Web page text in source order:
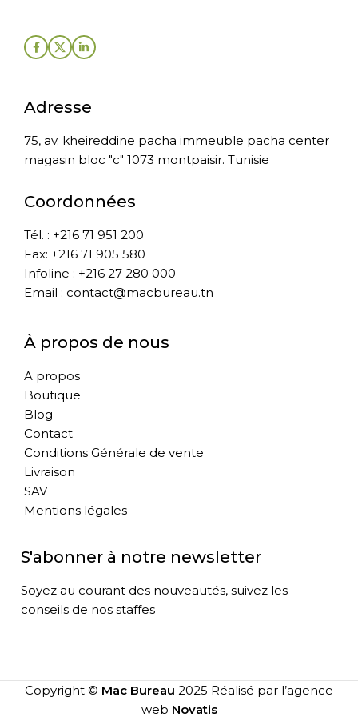
Adresse
75, av. kheireddine pacha immeuble pacha center
magasin bloc "c" 1073 montpaisir. Tunisie
Coordonnées
Tél. : +216 71 951 200
Fax: +216 71 905 580
Infoline : +216 27 280 000
Email : contact@macbureau.tn
À propos de nous
A propos
Boutique
Blog
Contact
Conditions Générale de vente
Livraison
SAV
Mentions légales
S'abonner à notre newsletter
Soyez au courant des nouveautés, suivez les
conseils de nos staffes
Copyright © Mac Bureau 2025 Réalisé par l’agence
web Novatis